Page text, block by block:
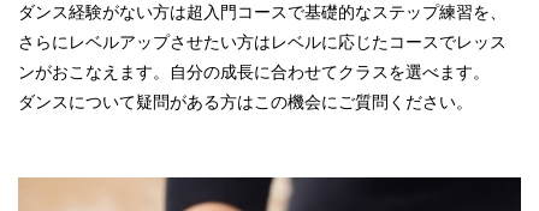
ダンス経験がない方は超入門コースで基礎的なステップ練習を、
さらにレベルアップさせたい方はレベルに応じたコースでレッス
ンがおこなえます。自分の成長に合わせてクラスを選べます。
ダンスについて疑問がある方はこの機会にご質問ください。